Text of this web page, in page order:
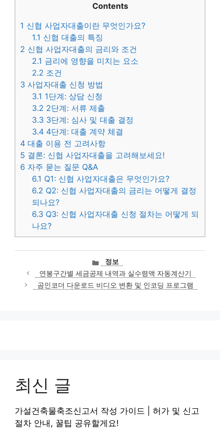
Contents
1 신협 사업자대출이란 무엇인가요?
1.1 신협 대출의 특징
2 신협 사업자대출의 금리와 조건
2.1 금리에 영향을 미치는 요소
2.2 조건
3 사업자대출 신청 방법
3.1 1단계: 상담 신청
3.2 2단계: 서류 제출
3.3 3단계: 심사 및 대출 결정
3.4 4단계: 대출 계약 체결
4 대출 이용 전 고려사항
5 결론: 신협 사업자대출을 고려해보세요!
6 자주 묻는 질문 Q&A
6.1 Q1: 신협 사업자대출은 무엇인가요?
6.2 Q2: 신협 사업자대출의 금리는 어떻게 결정
되나요?
6.3 Q3: 신협 사업자대출 신청 절차는 어떻게 되
나요?
카
테
고
리
정보
연봉구간별 세금공제 내역과 실수령액 자동계산기
곰인코더 다운로드 비디오 변환 및 인코딩 프로그램
최신 글
가설건축물축조신고서 작성 가이드 | 허가 및 신고
절차 안내, 꿀팁 공유할게요!